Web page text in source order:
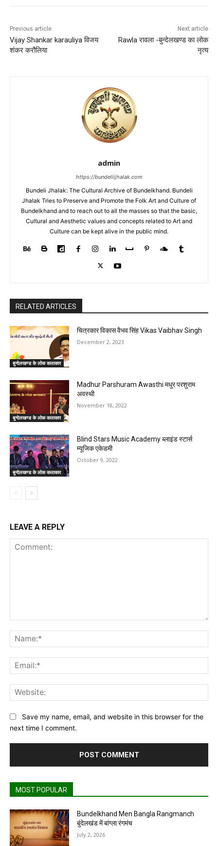
Previous article
Vijay Shankar karauliya विजय
शंकर करौलिया
Next article
Rawla रावला -बुन्देलखण्ड का लोक
नृत्य
admin
https://bundeliijhalak.com
Bundeli Jhalak: The Cultural Archive of Bundelkhand. Bundeli
Jhalak Tries to Preserve and Promote the Folk Art and Culture of
Bundelkhand and to reach out to all the masses so that the basic,
Cultural and Aesthetic values and concepts related to Art and
Culture can be kept alive in the public mind.
RELATED ARTICLES
बुन्देलखण्ड के लोक कलाकार
चित्रकार विकास वैभव सिंह Vikas Vaibhav Singh
December 2, 2023
बुन्देलखण्ड के लोक कलाकार
Madhur Parshuram Awasthi मधुर परशुराम
अवस्‍थी
November 18, 2022
बुन्देलखण्ड के लोक कलाकार
Blind Stars Music Academy ब्लाइंड स्टार्स
म्यूजिक एकेडमी
October 9, 2022
LEAVE A REPLY
Save my name, email, and website in this browser for the
next time I comment.
MOST POPULAR
Bundelkhand Men Bangla Rangmanch
बुंदेलखंड में बांग्ला रंगमंच
July 2, 2026